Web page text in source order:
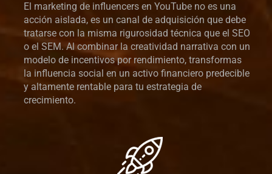
El marketing de influencers en YouTube no es una
acción aislada, es un canal de adquisición que debe
tratarse con la misma rigurosidad técnica que el SEO
o el SEM. Al combinar la creatividad narrativa con un
modelo de incentivos por rendimiento, transformas
la influencia social en un activo financiero predecible
y altamente rentable para tu estrategia de
crecimiento.